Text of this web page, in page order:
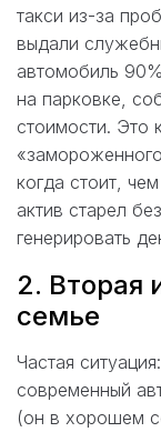
такси из-за
выдали
автомобиль
на парковке,
стоимости. Это
когда стоит,
актив старел
генерировать
2. Вторая
семье
Частая
современный
(он в хорошем